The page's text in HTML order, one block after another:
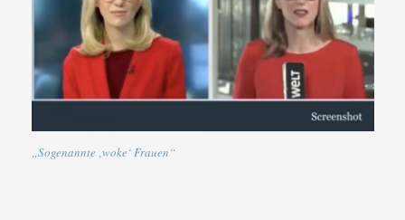
„Sogenannte ‚woke‘ Frauen“